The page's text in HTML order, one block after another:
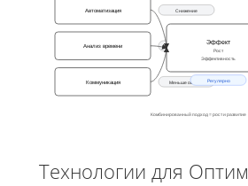
Автоматизация
Анализ времени
Коммуникация
Снижение
Меньше ошибок
Эффект
Рост
Эффективность
Регулярно
Комбинированный подход = рост и развитие
Технологии для